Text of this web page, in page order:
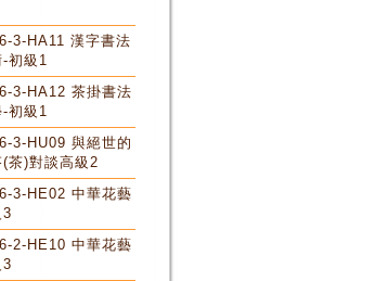
3-HA11 漢字書法
-初級1
3-HA12 茶掛書法
-初級1
3-HU09 與絕世的
(茶)對談高級2
3-HE02 中華花藝
3
2-HE10 中華花藝
3